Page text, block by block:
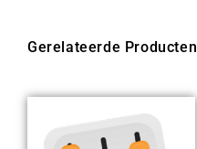
Gerelateerde Producten